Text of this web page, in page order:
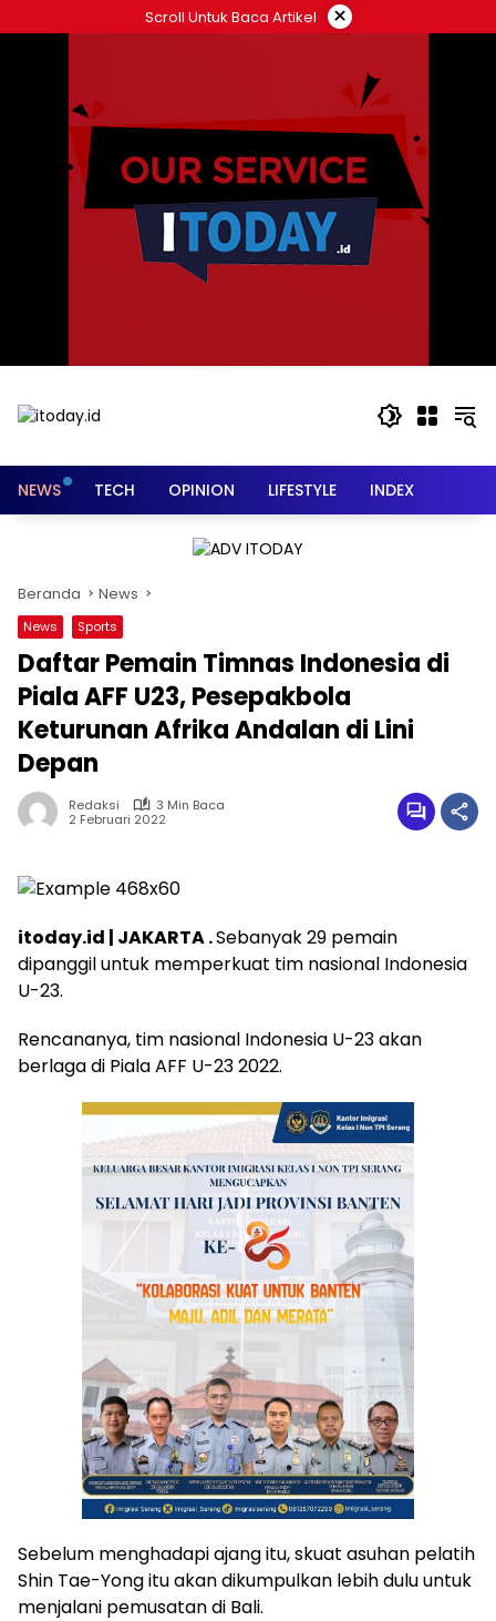
ke
Scroll Untuk Baca Artikel ×
NEWS TECH OPINION LIFESTYLE INDEX
Beranda News
News Sports
Daftar Pemain Timnas Indonesia di
Piala AFF U23, Pesepakbola
Keturunan Afrika Andalan di Lini
Depan
Redaksi
3 Min Baca
2 Februari 2022
itoday.id | JAKARTA .Sebanyak 29 pemain
dipanggil untuk memperkuat tim nasional Indonesia
U-23.
Rencananya, tim nasional Indonesia U-23 akan
berlaga di Piala AFF U-23 2022.
Sebelum menghadapi ajang itu, skuat asuhan pelatih
Shin Tae-Yong itu akan dikumpulkan lebih dulu untuk
menjalani pemusatan di Bali.